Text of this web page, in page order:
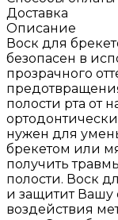
Доставка
Описание
Воск для
безопасен в
прозрачного
полости рта от
нужен для
брекетом или
получить
полости. Воск
и защитит Вашу
воздействия